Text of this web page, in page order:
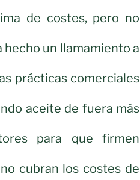
de costes, pero no
hecho un llamamiento a
prácticas comerciales
aceite de fuera más
para que firmen
cubran los costes de